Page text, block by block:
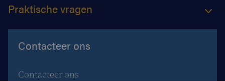
Praktische vragen
Contacteer ons
Contacteer ons